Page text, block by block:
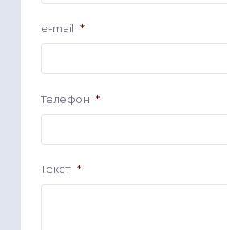
e-mail *
Телефон *
Текст *